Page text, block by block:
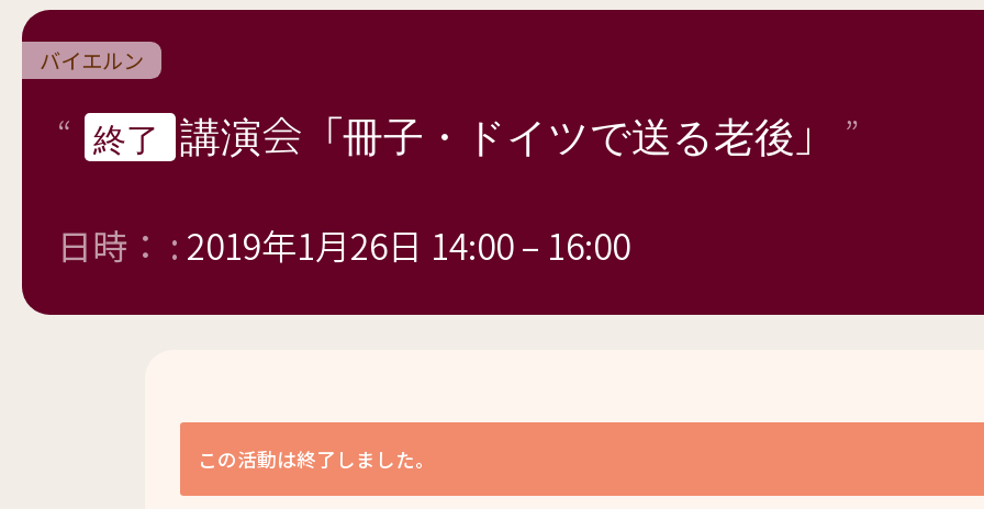
バイエルン
終了 講演会「冊子・ドイツで送る老後」
日時： : 2019年1月26日 14:00– 16:00
この活動は終了しました。